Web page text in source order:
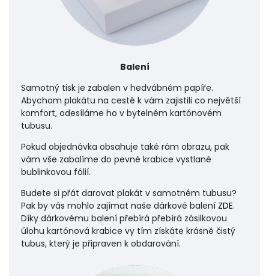
Balení
Samotný tisk je zabalen v hedvábném papíře.
Abychom plakátu na cestě k vám zajistili co největší
komfort, odesíláme ho v bytelném kartónovém
tubusu.
Pokud objednávka obsahuje také rám obrazu, pak
vám vše zabalíme do pevné krabice vystlané
bublinkovou fólií.
Budete si přát darovat plakát v samotném tubusu?
Pak by vás mohlo zajímat naše dárkové balení ZDE.
Díky dárkovému balení přebírá přebírá zásilkovou
úlohu kartónová krabice vy tím získáte krásně čistý
tubus, který je připraven k obdarování.